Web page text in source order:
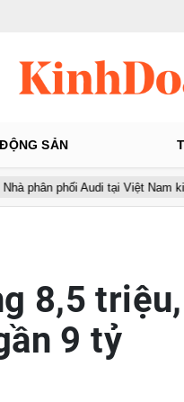
SẢN
Audi tại Việt Nam kinh doanh
8,5
9 tỷ